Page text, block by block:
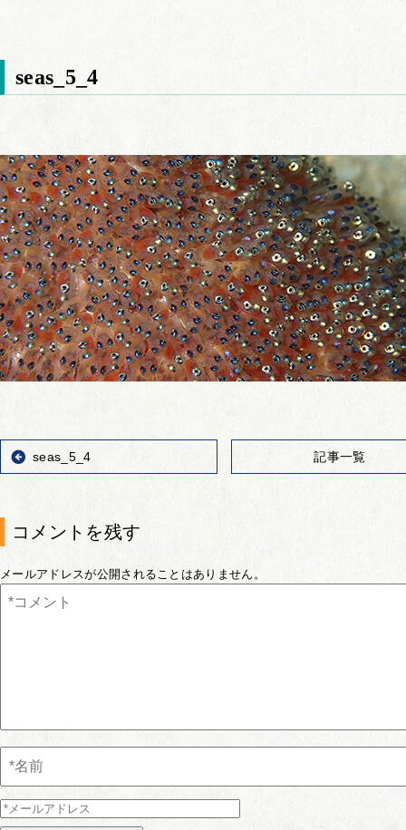
seas_5_4
seas_5_4 記事一覧
コメントを残す
メールアドレスが公開されることはありません。